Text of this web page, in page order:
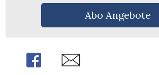
Abo Angebote
Share Share